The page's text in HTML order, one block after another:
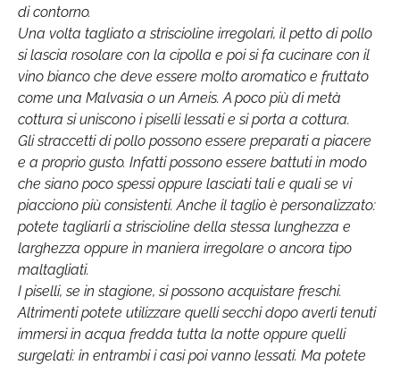
di contorno.
Una volta tagliato a striscioline irregolari, il petto di pollo
si lascia rosolare con la cipolla e poi si fa cucinare con il
vino bianco che deve essere molto aromatico e fruttato
come una Malvasia o un Arneis. A poco più di metà
cottura si uniscono i piselli lessati e si porta a cottura.
Gli straccetti di pollo possono essere preparati a piacere
e a proprio gusto. Infatti possono essere battuti in modo
che siano poco spessi oppure lasciati tali e quali se vi
piacciono più consistenti. Anche il taglio è personalizzato:
potete tagliarli a striscioline della stessa lunghezza e
larghezza oppure in maniera irregolare o ancora tipo
maltagliati.
I piselli, se in stagione, si possono acquistare freschi.
Altrimenti potete utilizzare quelli secchi dopo averli tenuti
immersi in acqua fredda tutta la notte oppure quelli
surgelati: in entrambi i casi poi vanno lessati. Ma potete